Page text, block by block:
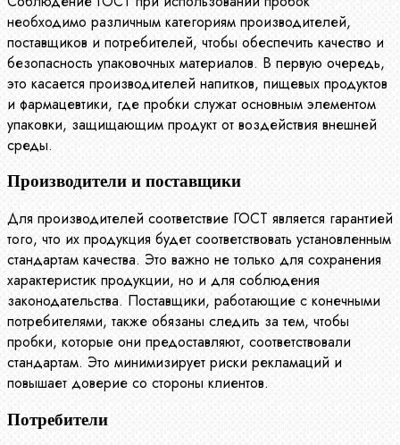
необходимо различным категориям производителей,
поставщиков и потребителей, чтобы обеспечить качество и
безопасность упаковочных материалов. В первую очередь,
это касается производителей напитков, пищевых продуктов
и фармацевтики, где пробки служат основным элементом
упаковки, защищающим продукт от воздействия внешней
среды.
Производители и поставщики
Для производителей соответствие ГОСТ является гарантией
того, что их продукция будет соответствовать установленным
стандартам качества. Это важно не только для сохранения
характеристик продукции, но и для соблюдения
законодательства. Поставщики, работающие с конечными
потребителями, также обязаны следить за тем, чтобы
пробки, которые они предоставляют, соответствовали
стандартам. Это минимизирует риски рекламаций и
повышает доверие со стороны клиентов.
Потребители